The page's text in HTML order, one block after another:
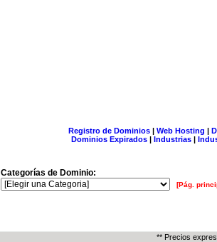
Registro de Dominios| Web Hosting |
Dominios Expirados | Industrias |
Categorías de Dominio:
[Pág.
** Precios